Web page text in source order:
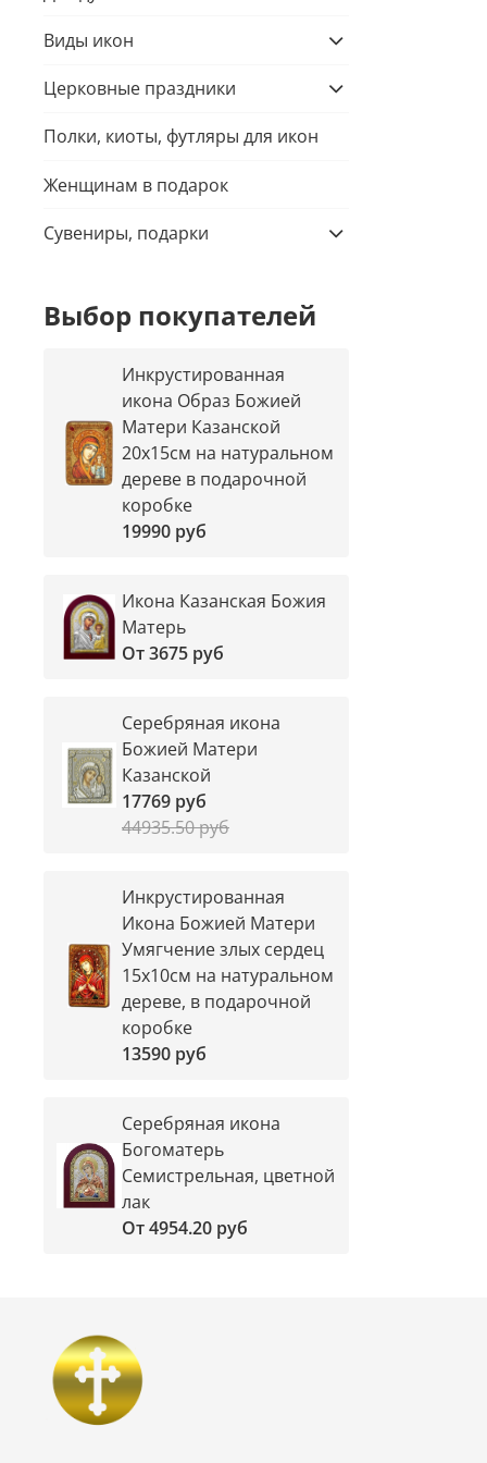
Виды икон
Церковные праздники
Полки, киоты, футляры для икон
Женщинам в подарок
Сувениры, подарки
Выбор покупателей
Инкрустированная
икона Образ Божией
Матери Казанской
20х15см на натуральном
дереве в подарочной
коробке
19990 руб
Икона Казанская Божия
Матерь
От3675 руб
Серебряная икона
Божией Матери
Казанской
17769 руб
44935.50 руб
Инкрустированная
Икона Божией Матери
Умягчение злых сердец
15х10см на натуральном
дереве, в подарочной
коробке
13590 руб
Серебряная икона
Богоматерь
Семистрельная, цветной
лак
От4954.20 руб